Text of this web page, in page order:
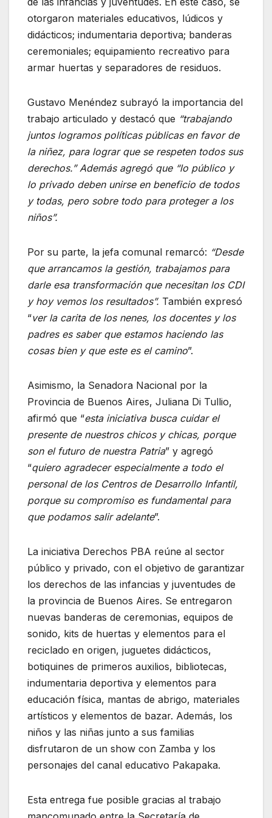
otorgaron materiales educativos, lúdicos y
didácticos; indumentaria deportiva; banderas
ceremoniales; equipamiento recreativo para
armar huertas y separadores de residuos.
Gustavo Menéndez subrayó la importancia del
trabajo articulado y destacó que “trabajando
juntos logramos políticas públicas en favor de
la niñez, para lograr que se respeten todos sus
derechos.” Además agregó que “lo público y
lo privado deben unirse en beneficio de todos
y todas, pero sobre todo para proteger a los
niños”.
Por su parte, la jefa comunal remarcó: “Desde
que arrancamos la gestión, trabajamos para
darle esa transformación que necesitan los CDI
y hoy vemos los resultados”. También expresó
“ver la carita de los nenes, los docentes y los
padres es saber que estamos haciendo las
cosas bien y que este es el camino”.
Asimismo, la Senadora Nacional por la
Provincia de Buenos Aires, Juliana Di Tullio,
afirmó que “esta iniciativa busca cuidar el
presente de nuestros chicos y chicas, porque
son el futuro de nuestra Patria” y agregó
“quiero agradecer especialmente a todo el
personal de los Centros de Desarrollo Infantil,
porque su compromiso es fundamental para
que podamos salir adelante”.
La iniciativa Derechos PBA reúne al sector
público y privado, con el objetivo de garantizar
los derechos de las infancias y juventudes de
la provincia de Buenos Aires. Se entregaron
nuevas banderas de ceremonias, equipos de
sonido, kits de huertas y elementos para el
reciclado en origen, juguetes didácticos,
botiquines de primeros auxilios, bibliotecas,
indumentaria deportiva y elementos para
educación física, mantas de abrigo, materiales
artísticos y elementos de bazar. Además, los
niños y las niñas junto a sus familias
disfrutaron de un show con Zamba y los
personajes del canal educativo Pakapaka.
Esta entrega fue posible gracias al trabajo